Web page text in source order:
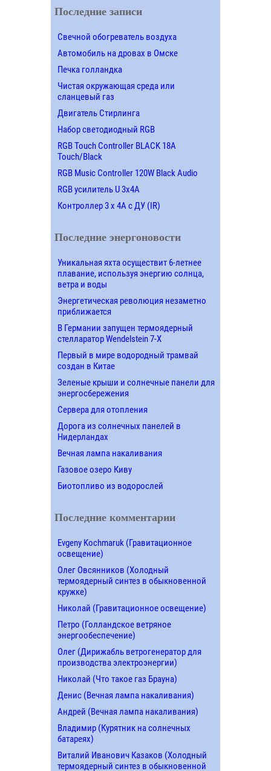
Последние записи
Свечной обогреватель воздуха
Автомобиль на дровах в Омске
Печка голландка
Чистая окружающая среда или
сланцевый газ
Двигатель Стирлинга
Набор светодиодный RGB
RGB Touch Controller BLACK 18A
Touch/Black
RGB Music Controller 120W Black Audio
RGB усилитель U 3х4A
Контроллер 3 х 4А с ДУ (IR)
Последние энергоновости
Уникальная яхта осуществит 6-летнее
плавание, используя энергию солнца,
ветра и воды
Энергетическая революция незаметно
приближается
В Германии запущен термоядерный
стелларатор Wendelstein 7-X
Первый в мире водородный трамвай
создан в Китае
Зеленые крыши и солнечные панели для
энергосбережения
Сервера для отопления
Дорога из солнечных панелей в
Нидерландах
Вечная лампа накаливания
Газовое озеро Киву
Биотопливо из водорослей
Последние комментарии
Evgeny Kochmaruk (Гравитационное
освещение)
Олег Овсянников (Холодный
термоядерный синтез в обыкновенной
кружке)
Николай (Гравитационное освещение)
Петро (Голландское ветряное
энергообеспечение)
Олег (Дирижабль ветрогенератор для
производства электроэнергии)
Николай (Что такое газ Брауна)
Денис (Вечная лампа накаливания)
Андрей (Вечная лампа накаливания)
Владимир (Курятник на солнечных
батареях)
Виталий Иванович Казаков (Холодный
термоядерный синтез в обыкновенной